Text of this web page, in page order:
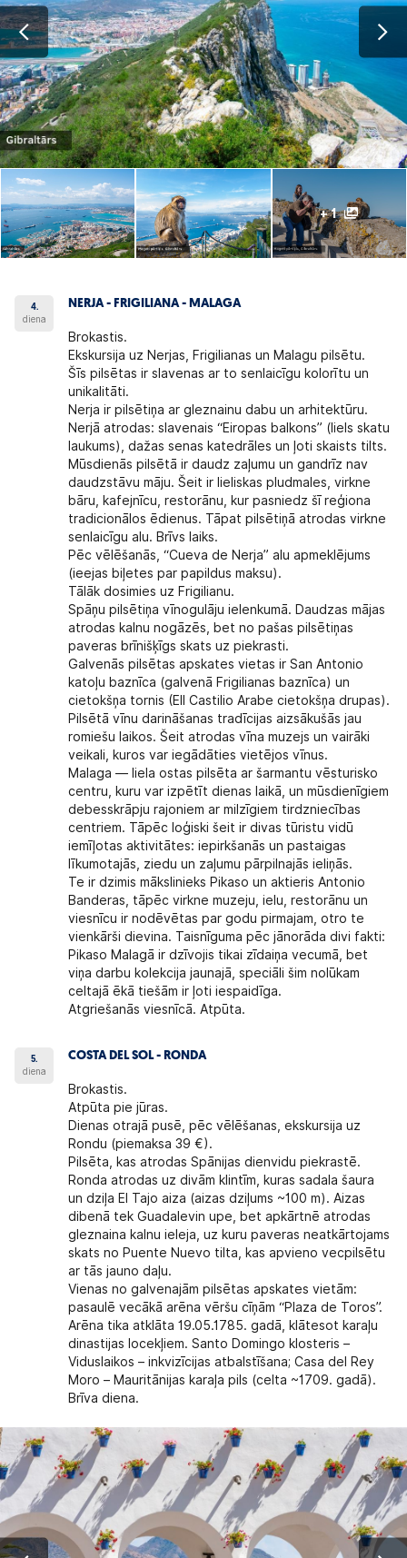
+ 1
4.
diena
NERJA - FRIGILIANA - MALAGA
Brokastis.
Ekskursija uz Nerjas, Frigilianas un Malagu pilsētu.
Šīs pilsētas ir slavenas ar to senlaicīgu kolorītu un
unikalitāti.
Nerja ir pilsētiņa ar gleznainu dabu un arhitektūru.
Nerjā atrodas: slavenais “Eiropas balkons” (liels skatu
laukums), dažas senas katedrāles un ļoti skaists tilts.
Mūsdienās pilsētā ir daudz zaļumu un gandrīz nav
daudzstāvu māju. Šeit ir lieliskas pludmales, virkne
bāru, kafejnīcu, restorānu, kur pasniedz šī reģiona
tradicionālos ēdienus. Tāpat pilsētiņā atrodas virkne
senlaicīgu alu. Brīvs laiks.
Pēc vēlēšanās, “Cueva de Nerja” alu apmeklējums
(ieejas biļetes par papildus maksu).
Tālāk dosimies uz Frigilianu.
Spāņu pilsētiņa vīnogulāju ielenkumā. Daudzas mājas
atrodas kalnu nogāzēs, bet no pašas pilsētiņas
paveras brīnišķīgs skats uz piekrasti.
Galvenās pilsētas apskates vietas ir San Antonio
katoļu baznīca (galvenā Frigilianas baznīca) un
cietokšņa tornis (Ell Castilio Arabe cietokšņa drupas).
Pilsētā vīnu darināšanas tradīcijas aizsākušās jau
romiešu laikos. Šeit atrodas vīna muzejs un vairāki
veikali, kuros var iegādāties vietējos vīnus.
Malaga — liela ostas pilsēta ar šarmantu vēsturisko
centru, kuru var izpētīt dienas laikā, un mūsdienīgiem
debesskrāpju rajoniem ar milzīgiem tirdzniecības
centriem. Tāpēc loģiski šeit ir divas tūristu vidū
iemīļotas aktivitātes: iepirkšanās un pastaigas
līkumotajās, ziedu un zaļumu pārpilnajās ieliņās.
Te ir dzimis mākslinieks Pikaso un aktieris Antonio
Banderas, tāpēc virkne muzeju, ielu, restorānu un
viesnīcu ir nodēvētas par godu pirmajam, otro te
vienkārši dievina. Taisnīguma pēc jānorāda divi fakti:
Pikaso Malagā ir dzīvojis tikai zīdaiņa vecumā, bet
viņa darbu kolekcija jaunajā, speciāli šim nolūkam
celtajā ēkā tiešām ir ļoti iespaidīga.
Atgriešanās viesnīcā. Atpūta.
5.
diena
COSTA DEL SOL - RONDA
Brokastis.
Atpūta pie jūras.
Dienas otrajā pusē, pēc vēlēšanas, ekskursija uz
Rondu (piemaksa 39 €).
Pilsēta, kas atrodas Spānijas dienvidu piekrastē.
Ronda atrodas uz divām klintīm, kuras sadala šaura
un dziļa El Tajo aiza (aizas dziļums ~100 m). Aizas
dibenā tek Guadalevin upe, bet apkārtnē atrodas
gleznaina kalnu ieleja, uz kuru paveras neatkārtojams
skats no Puente Nuevo tilta, kas apvieno vecpilsētu
ar tās jauno daļu.
Vienas no galvenajām pilsētas apskates vietām:
pasaulē vecākā arēna vēršu cīņām “Plaza de Toros”.
Arēna tika atklāta 19.05.1785. gadā, klātesot karaļu
dinastijas locekļiem. Santo Domingo klosteris –
Viduslaikos – inkvizīcijas atbalstīšana; Casa del Rey
Moro – Mauritānijas karaļa pils (celta ~1709. gadā).
Brīva diena.